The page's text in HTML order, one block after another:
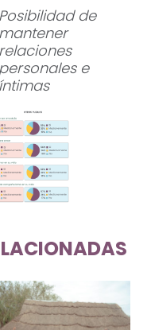
Posibilidad de
mantener
relaciones
personales e
íntimas